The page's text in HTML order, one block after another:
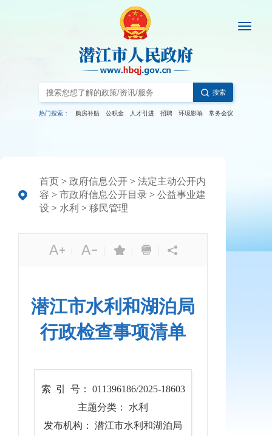
搜索
热门搜索： 购房补贴 公积金 人才引进 招聘 环境影响 常务会议
首页 > 政府信息公开 > 法定主动公开内
容 > 市政府信息公开目录 > 公益事业建
设 > 水利 > 移民管理
| | | |
潜江市水利和湖泊局
行政检查事项清单
索 引 号： 011396186/2025-18603
主题分类： 水利
发布机构： 潜江市水利和湖泊局